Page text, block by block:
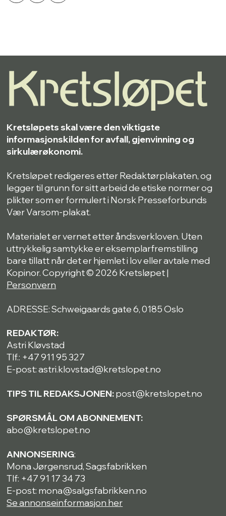
Kretsløpets skal være den viktigste
informasjonskilden for avfall, gjenvinning og
sirkulærøkonomi.
Kretsløpet redigeres etter Redaktørplakaten, og
legger til grunn for sitt arbeid de etiske normer og
plikter som er formulert i Norsk Presseforbunds
Vær Varsom-plakat.
Materialet er vernet etter åndsverkloven. Uten
uttrykkelig samtykke er eksemplarfremstilling
bare tillatt når det er hjemlet i lov eller avtale med
Kopinor. Copyright © 2026 Kretsløpet |
Personvern
ADRESSE: Schweigaards gate 6, 0185 Oslo
REDAKTØR:
Astri Kløvstad
Tlf.: +47 911 95 327
E-post: astri.klovstad@kretslopet.no
TIPS TIL REDAKSJONEN:post@kretslopet.no
SPØRSMÅL OM ABONNEMENT:
abo@kretslopet.no
ANNONSERING:
Mona Jørgensrud, Sagsfabrikken
Tlf: +47 91 17 34 73
E-post: mona@salgsfabrikken.no
Se annonseinformasjon her